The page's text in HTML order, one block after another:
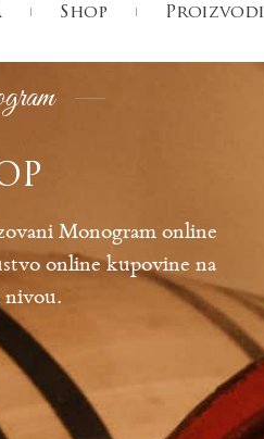
Shop Proizvodi
Monogram online
online kupovine na
nivou.